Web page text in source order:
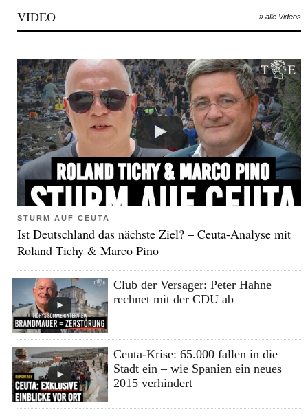
VIDEO » alle Videos
STURM AUF CEUTA
Ist Deutschland das nächste Ziel? – Ceuta-Analyse mit
Roland Tichy & Marco Pino
Club der Versager: Peter Hahne
rechnet mit der CDU ab
Ceuta-Krise: 65.000 fallen in die
Stadt ein – wie Spanien ein neues
2015 verhindert